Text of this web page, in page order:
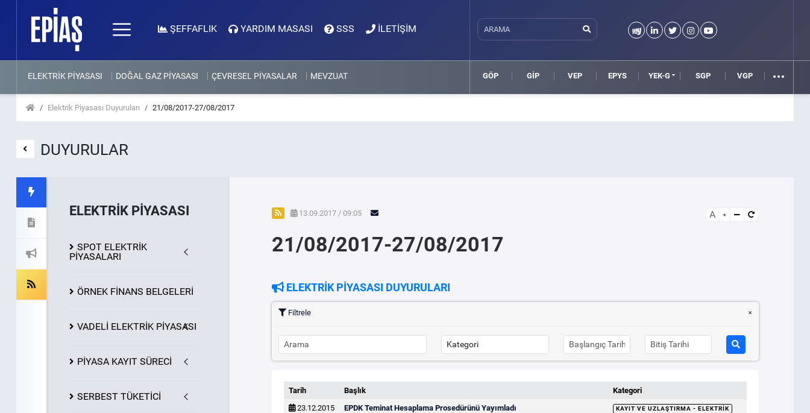
ŞEFFAFLIK YARDIM MASASI SSS İLETİŞİM
ELEKTRİK PİYASASI DOĞAL GAZ PİYASASI ÇEVRESEL PİYASALAR MEVZUAT GÖP GİP VEP EPYS YEK-G SGP VGP
Elektrik Piyasası Duyuruları 21/08/2017-27/08/2017
DUYURULAR
ELEKTRİK PİYASASI
SPOT ELEKTRİK
PİYASALARI
ÖRNEK FİNANS BELGELERİ
VADELİ ELEKTRİK PİYASASI
PİYASAKAYIT SÜRECİ
SERBEST TÜKETİCİ
13.09.2017 / 09:05 A
21/08/2017-27/08/2017
ELEKTRİK PİYASASI DUYURULARI
Filtrele
Tarih Başlık
Kategori
23.12.2015
EPDK Teminat Hesaplama Prosedürünü Yayımladı KAYIT VE UZLAŞTIRMA - ELEKTRIK